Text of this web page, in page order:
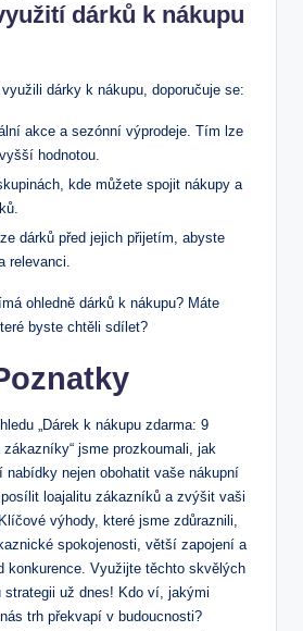
dárků k nákupu
dárky k nákupu, doporučuje se:
‍akce a ​sezónní ⁤výprodeje. Tím lze
⁣hodnotou.
kde ​můžete spojit nákupy a
dárků před jejich přijetím,‍ abyste
relevanci.
‍ohledně dárků k ‌nákupu? ⁣Máte‌
byste chtěli sdílet?
„Dárek k⁢ nákupu zdarma: ⁢9
zákazníky“ ⁣jsme prozkoumali, jak
nabídky nejen obohatit vaše ⁤nákupní
loajalitu zákazníků ⁤a zvýšit vaši
výhody, ⁣které jsme⁤ zdůraznili,
spokojenosti, větší zapojení a
​konkurence. Využijte těchto skvělých​
strategii už dnes! ‍Kdo ví, jakými⁤
trh překvapí v ​budoucnosti?